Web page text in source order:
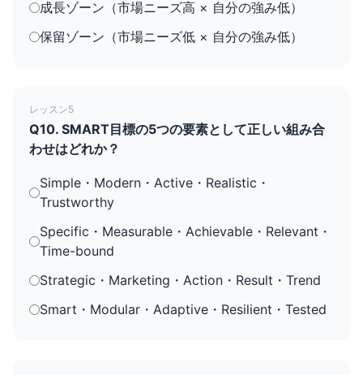
成長ゾーン（市場ニーズ高 × 自分の強み低）
保留ゾーン（市場ニーズ低 × 自分の強み低）
レッスン5
Q10. SMART目標の5つの要素として正しい組み合
わせはどれか？
Simple・Modern・Active・Realistic・
Trustworthy
Specific・Measurable・Achievable・Relevant・
Time-bound
Strategic・Marketing・Action・Result・Trend
Smart・Modular・Adaptive・Resilient・Tested